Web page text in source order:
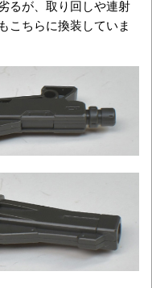
るが、取り回しや連射
こちらに換装していま